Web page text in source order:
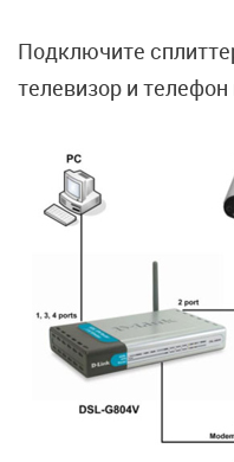
Подключите
телевизор и